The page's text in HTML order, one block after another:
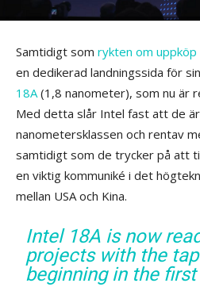
Samtidigt som rykten om
en dedikerad landningssida för
18A(1,8 nanometer), som nu är
Med detta slår Intel fast att de
nanometersklassen och rentav
samtidigt som de trycker på att
en viktig kommuniké i det
mellan USA och Kina.
Intel 18A is now
projects with the
beginning in the